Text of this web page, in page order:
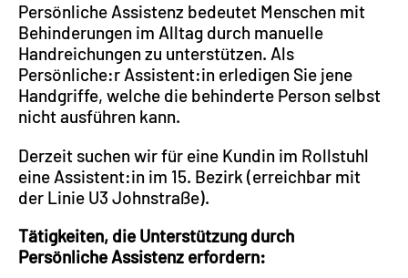
Persönliche Assistenz bedeutet Menschen mit
Behinderungen im Alltag durch manuelle
Handreichungen zu unterstützen. Als
Persönliche:r Assistent:in erledigen Sie jene
Handgriffe, welche die behinderte Person selbst
nicht ausführen kann.
Derzeit suchen wir für eine Kundin im Rollstuhl
eine Assistent:in im 15. Bezirk (erreichbar mit
der Linie U3 Johnstraße).
Tätigkeiten, die Unterstützung durch
Persönliche Assistenz erfordern: